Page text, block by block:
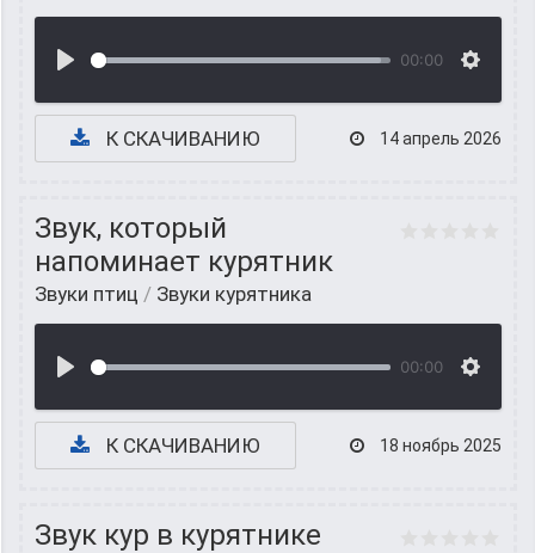
00:00
К СКАЧИВАНИЮ 14 апрель 2026
Звук, который
напоминает курятник
Звуки птиц / Звуки курятника
00:00
К СКАЧИВАНИЮ 18 ноябрь 2025
Звук кур в курятнике